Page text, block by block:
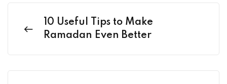
10 Useful Tips to Make
Ramadan Even Better